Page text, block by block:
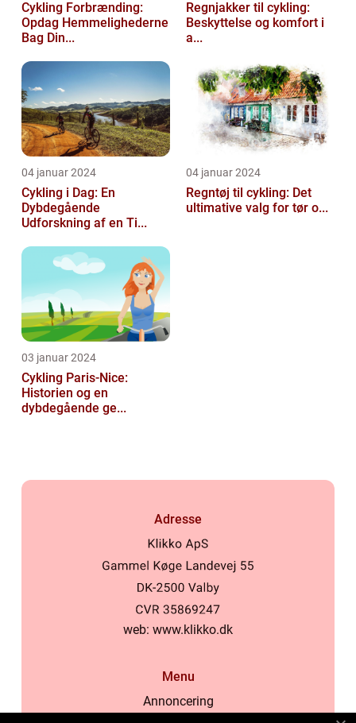
Cykling Forbrænding:
Opdag Hemmelighederne
Bag Din...
Regnjakker til cykling:
Beskyttelse og komfort i
a...
04 januar 2024
Cykling i Dag: En
Dybdegående
Udforskning af en Ti...
04 januar 2024
Regntøj til cykling: Det
ultimative valg for tør o...
03 januar 2024
Cykling Paris-Nice:
Historien og en
dybdegående ge...
Adresse
web: www.klikko.dk
Menu
Annoncering